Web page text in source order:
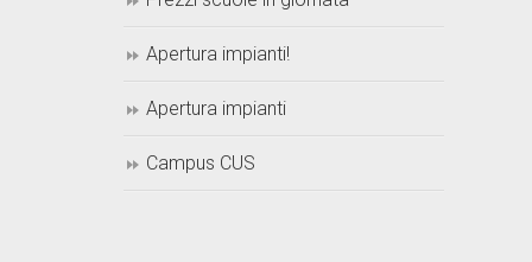
Apertura impianti!
Apertura impianti
Campus CUS